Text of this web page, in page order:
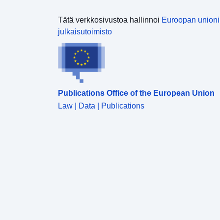
Tätä verkkosivustoa hallinnoi Euroopan
julkaisutoimisto
Publications Office of the European Union
Law | Data | Publications